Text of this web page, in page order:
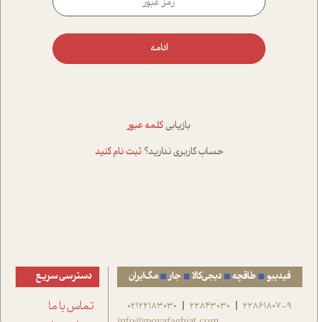
ادامه
بازیابی کلمه عبور
حساب کاربری ندارید؟ ثبت نام کنید
فیدیبو طاقچه دیجی‌کالا جار مگ‌ایران
22861807-9
|
22843030
|
02122183030
دسترسی سریع
تماس با ما